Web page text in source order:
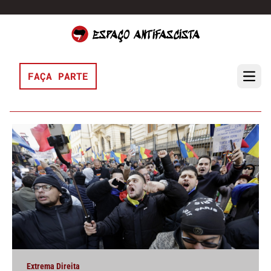
FAÇA PARTE Open
Extrema Direita